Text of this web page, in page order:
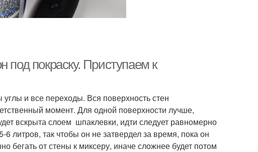
под покраску. Приступаем к
и все переходы. Вся поверхность стен
момент. Для одной поверхности лучше,
вскрыта слоем шпаклевки, идти следует равномерно
литров, так чтобы он не затвердел за время, пока он
бегать от стены к миксеру, иначе сложнее будет потом